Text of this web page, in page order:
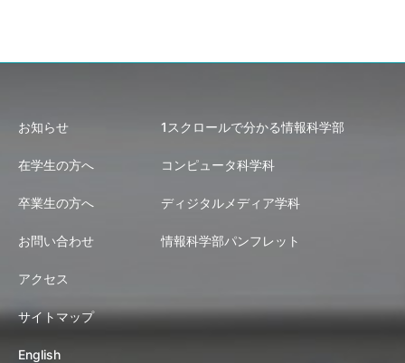
お知らせ
在学生の方へ
卒業生の方へ
お問い合わせ
アクセス
サイトマップ
English
1スクロールで分かる情報科学部
コンピュータ科学科
ディジタルメディア学科
情報科学部パンフレット